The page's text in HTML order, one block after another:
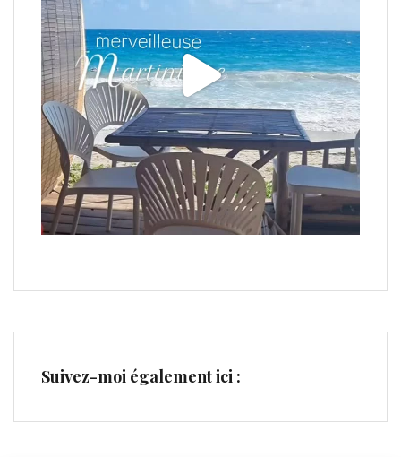
Suivez-moi également ici :